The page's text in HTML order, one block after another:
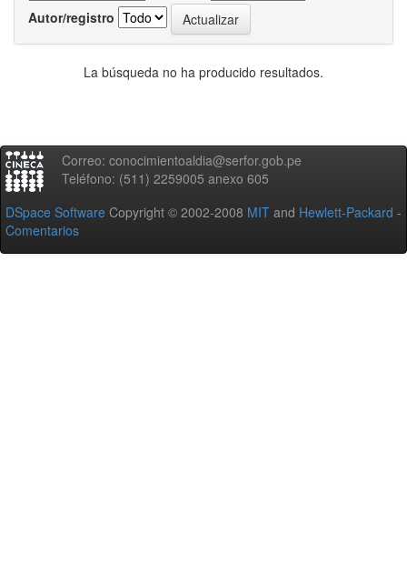
Autor/registro
La búsqueda no ha producido resultados.
Correo: conocimientoaldia@serfor.gob.pe
Teléfono: (511) 2259005 anexo 605
DSpace Software Copyright © 2002-2008 MIT and Hewlett-Packard -
Comentarios